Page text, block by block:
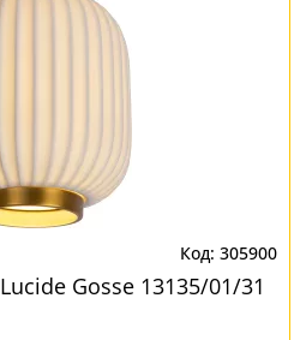
305900
Gosse 13135/01/31